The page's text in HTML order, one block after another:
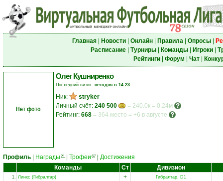
Главная| Новости| Онлайн| Правила| Опросы|
Расписание| Турниры| Команды| Игроки|
Рейтинги| Форум Чат|
Нет фото
Олег Кушниренко
Последний визит: сегодня в 14:23
Ник:
stryker
Личный счёт: 240 500
= 240.0к = 0.24м
Рейтинг: 668 = 364 место = +6 в августе
Профиль Награды 21 Трофеи 67
Достижения
Команды
Ст Дивизион
1. Линкс (Гибралтар) +
Гибралтар, D1